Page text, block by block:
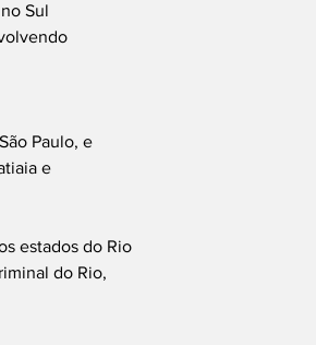
Sul
Paulo, e
e
estados do Rio
do Rio,